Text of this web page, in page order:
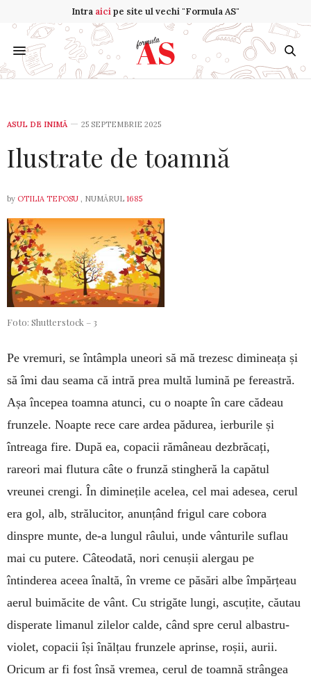
Intra aicipe site ul vechi "Formula AS"
ASUL DE INIMĂ 25 SEPTEMBRIE 2025
Ilustrate de toamnă
by OTILIA TEPOSU , NUMĂRUL 1685
Foto: Shutterstock – 3
Pe vremuri, se întâmpla uneori să mă trezesc dimineața și
să îmi dau seama că intră prea multă lumină pe fereastră.
Așa începea toamna atunci, cu o noapte în care cădeau
frunzele. Noapte rece care ardea pădurea, ierburile și
întreaga fire. După ea, copacii rămâneau dezbrăcați,
rareori mai flutura câte o frunză stingheră la capătul
vreunei crengi. În diminețile acelea, cel mai adesea, cerul
era gol, alb, strălucitor, anunțând frigul care cobora
dinspre munte, de-a lungul râului, unde vânturile suflau
mai cu putere. Câteodată, nori cenușii alergau pe
întinderea aceea înaltă, în vreme ce păsări albe împărțeau
aerul buimăcite de vânt. Cu strigăte lungi, ascuțite, căutau
disperate limanul zilelor calde, când spre cerul albastru-
violet, copacii își înălțau frunzele aprinse, roșii, aurii.
Oricum ar fi fost însă vremea, cerul de toamnă strângea